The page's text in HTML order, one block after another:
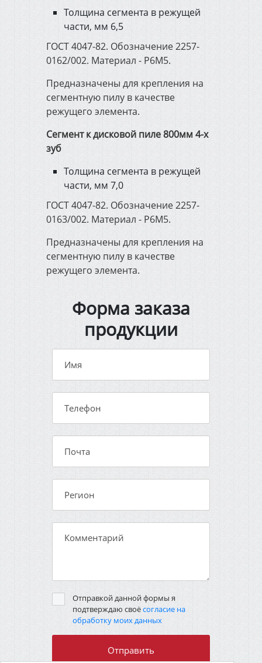
Толщина сегмента в режущей
части, мм 6,5
ГОСТ 4047-82. Обозначение 2257-
0162/002. Материал - Р6М5.
Предназначены для крепления на
сегментную пилу в качестве
режущего элемента.
Сегмент к дисковой пиле 800мм 4-х
зуб
Толщина сегмента в режущей
части, мм 7,0
ГОСТ 4047-82. Обозначение 2257-
0163/002. Материал - Р6М5.
Предназначены для крепления на
сегментную пилу в качестве
режущего элемента.
Форма заказа
продукции
Отправкой данной формы я
подтверждаю своёсогласие на
обработку моих данных